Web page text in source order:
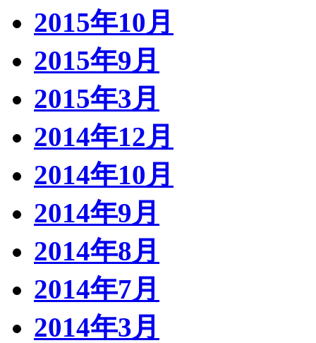
2015年10月
2015年9月
2015年3月
2014年12月
2014年10月
2014年9月
2014年8月
2014年7月
2014年3月